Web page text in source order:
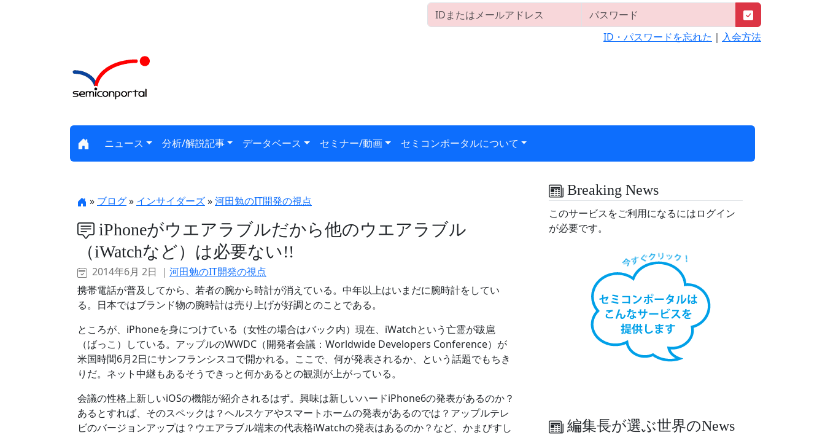
ID・パスワードを忘れた ｜ 入会方法
ニュース 分析/解説記事 データベース セミナー/動画 セミコンポータルについて
» ブログ» インサイダーズ»河田勉のIT開発の視点
iPhoneがウエアラブルだから他のウエアラブル
（iWatchなど）は必要ない!!
2014年6月 2日 ｜ 河田勉のIT開発の視点
携帯電話が普及してから、若者の腕から時計が消えている。中年以上はいまだに腕時計をしてい
る。日本ではブランド物の腕時計は売り上げが好調とのことである。
ところが、iPhoneを身につけている（女性の場合はバック内）現在、iWatchという亡霊が跋扈
（ばっこ）している。アップルのWWDC（開発者会議：Worldwide Developers Conference）が
米国時間6月2日にサンフランシスコで開かれる。ここで、何が発表されるか、という話題でもちき
りだ。ネット中継もあるそうできっと何かあるとの観測が上がっている。
会議の性格上新しいiOSの機能が紹介されるはず。興味は新しいハードiPhone6の発表があるのか？
あるとすれば、そのスペックは？ヘルスケアやスマートホームの発表があるのでは？アップルテレ
ビのバージョンアップは？ウエアラブル端末の代表格iWatchの発表はあるのか？など、かまびすし
Breaking News
このサービスをご利用になるにはログイン
が必要です。
編集長が選ぶ世界のNews